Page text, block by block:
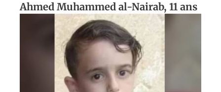
Ahmed Muhammed al-Nairab, 11 ans